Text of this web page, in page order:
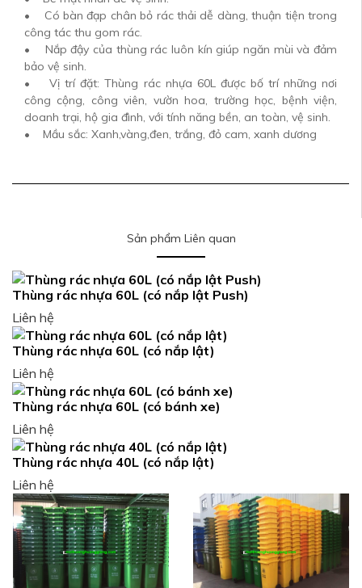
• Có bàn đạp chân bỏ rác thải dễ dàng, thuận tiện trong
công tác thu gom rác.
• Nắp đậy của thùng rác luôn kín giúp ngăn mùi và đảm
bảo vệ sinh.
• Vị trí đặt: Thùng rác nhựa 60L được bố trí những nơi
công cộng, công viên, vườn hoa, trường học, bệnh viện,
doanh trại, hộ gia đình, với tính năng bền, an toàn, vệ sinh.
• Mầu sắc: Xanh,vàng,đen, trắng, đỏ cam, xanh dương
Sản phẩm Liên quan
Thùng rác nhựa 60L (có nắp lật Push)
Liên hệ
Thùng rác nhựa 60L (có nắp lật)
Liên hệ
Thùng rác nhựa 60L (có bánh xe)
Liên hệ
Thùng rác nhựa 40L (có nắp lật)
Liên hệ